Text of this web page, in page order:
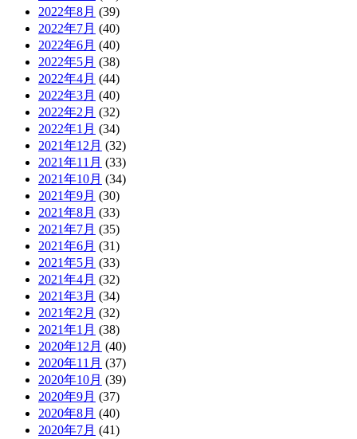
2022年8月 (39)
2022年7月 (40)
2022年6月 (40)
2022年5月 (38)
2022年4月 (44)
2022年3月 (40)
2022年2月 (32)
2022年1月 (34)
2021年12月 (32)
2021年11月 (33)
2021年10月 (34)
2021年9月 (30)
2021年8月 (33)
2021年7月 (35)
2021年6月 (31)
2021年5月 (33)
2021年4月 (32)
2021年3月 (34)
2021年2月 (32)
2021年1月 (38)
2020年12月 (40)
2020年11月 (37)
2020年10月 (39)
2020年9月 (37)
2020年8月 (40)
2020年7月 (41)